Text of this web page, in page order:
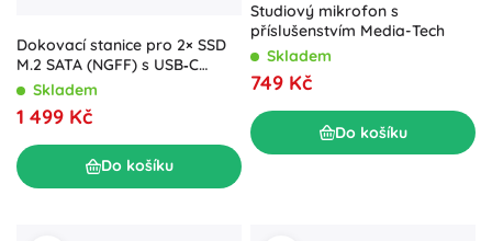
Dokovací stanice pro 2× SSD
M.2 SATA (NGFF) s USB‑C
Qoltec
Skladem
1 499 Kč
Do košíku
Studiový mikrofon s
příslušenstvím Media-Tech
Skladem
749 Kč
Do košíku